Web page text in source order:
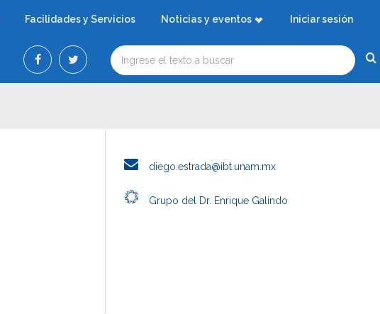
Facilidades y Servicios Noticias y eventos Iniciar sesión
diego.estrada@ibt.unam.mx
Grupo del Dr. Enrique Galindo